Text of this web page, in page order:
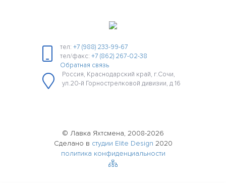
тел: +7 (988) 233-99-67
тел/факс: +7 (862) 267-02-38
Обратная связь
Россия, Краснодарский край, г.Сочи,
ул.20-й Горнострелковой дивизии, д 16
© Лавка Яхтсмена, 2008-2026
Сделано в студии Elite Design 2020
политика конфиденциальности